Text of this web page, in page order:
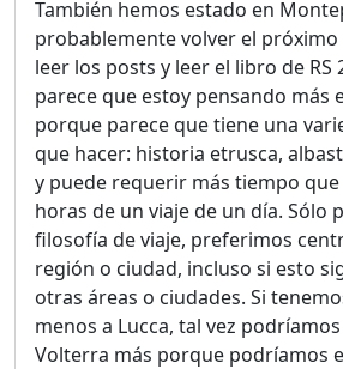
También hemos estado en
probablemente volver el próximo
leer los posts y leer el libro de RS
parece que estoy pensando más
porque parece que tiene una
que hacer: historia etrusca,
y puede requerir más tiempo que
horas de un viaje de un día. Sólo
filosofía de viaje, preferimos
región o ciudad, incluso si esto
otras áreas o ciudades. Si
menos a Lucca, tal vez
Volterra más porque podríamos